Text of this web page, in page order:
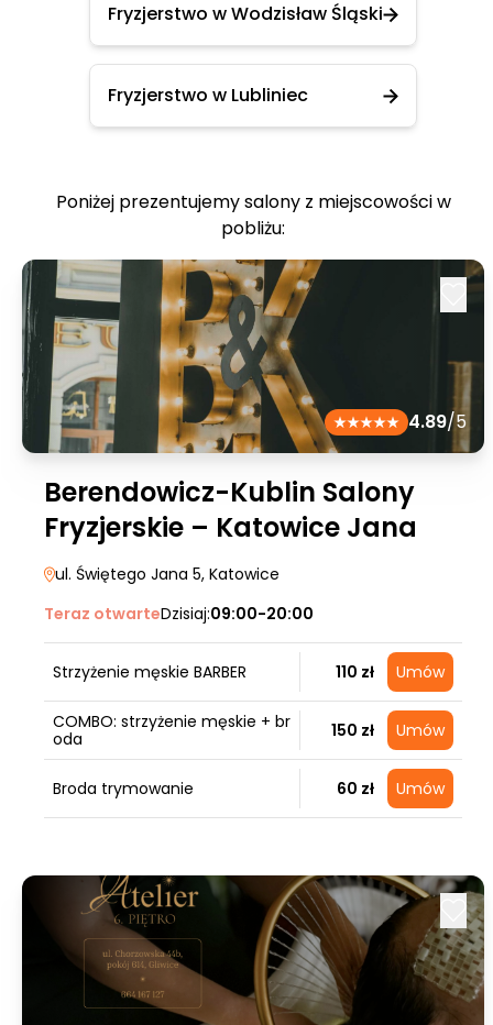
Fryzjerstwo w Wodzisław Śląski
Fryzjerstwo w Lubliniec
Poniżej prezentujemy salony z miejscowości w
pobliżu:
4.89/5
Berendowicz-Kublin Salony
Fryzjerskie – Katowice Jana
ul. Świętego Jana 5, Katowice
Teraz otwarteDzisiaj:09:00-20:00
Strzyżenie męskie BARBER 110 zł Umów
COMBO: strzyżenie męskie + br
oda
150 zł Umów
Broda trymowanie 60 zł Umów